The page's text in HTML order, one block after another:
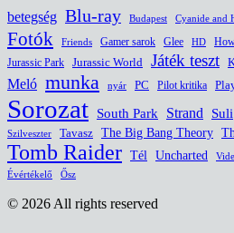
betegség Blu-ray Budapest Cyanide and
Fotók Friends Gamer sarok Glee HD
Jurassic Park
Jurassic World Játék teszt
Meló munka nyár PC Pilot kritika
Sorozat South Park Strand Suli
Szilveszter Tavasz The Big Bang Theory
Tomb Raider Tél Uncharted
Évértékelő Ősz
© 2026 All rights reserved